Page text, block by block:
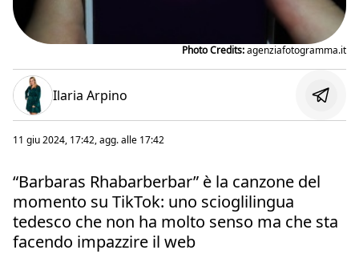
Photo Credits:agenziafotogramma.it
Ilaria Arpino
11 giu 2024, 17:42, agg. alle 17:42
“Barbaras Rhabarberbar” è la canzone del
momento su TikTok: uno scioglilingua
tedesco che non ha molto senso ma che sta
facendo impazzire il web